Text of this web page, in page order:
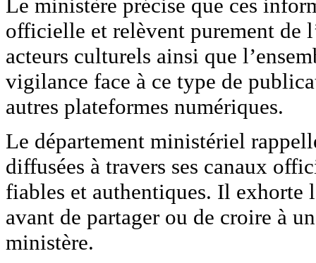
Le ministère précise que ces
officielle et relèvent purement de
acteurs culturels ainsi que
vigilance face à ce type de
autres plateformes numériques.
Le département ministériel
diffusées à travers ses canaux
fiables et authentiques. Il exhorte
avant de partager ou de croire à
ministère.